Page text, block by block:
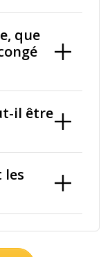
que
il être
les